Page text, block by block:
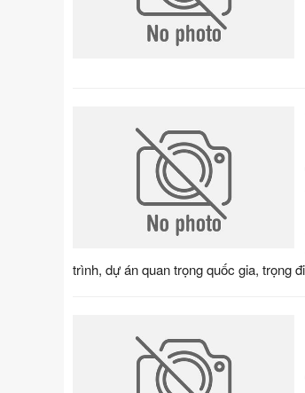
trình, dự án quan trọng quốc gia, trọng